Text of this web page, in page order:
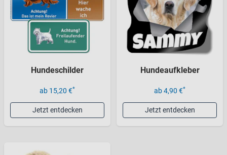
Hundeschilder
ab 15,20 €*
Jetzt entdecken
Hundeaufkleber
ab 4,90 €*
Jetzt entdecken